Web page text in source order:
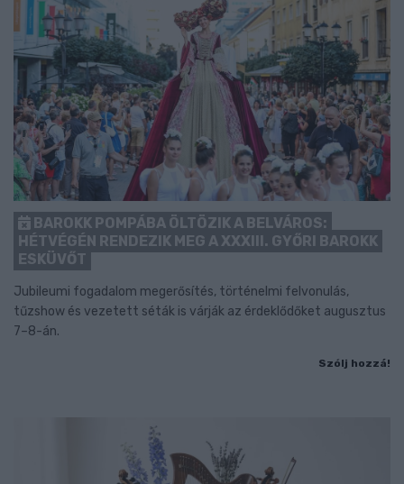
BAROKK POMPÁBA ÖLTÖZIK A BELVÁROS:
HÉTVÉGÉN RENDEZIK MEG A XXXIII. GYŐRI BAROKK
ESKÜVŐT
Jubileumi fogadalom megerősítés, történelmi felvonulás,
tűzshow és vezetett séták is várják az érdeklődőket augusztus
7–8-án.
Szólj hozzá!